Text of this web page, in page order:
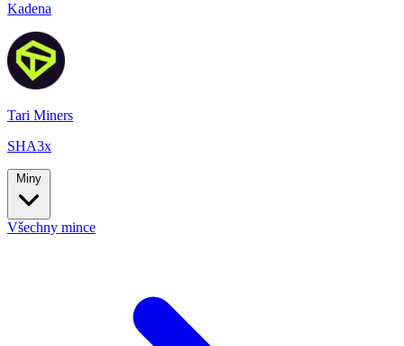
Kadena
Tari Miners
SHA3x
Miny
Všechny mince